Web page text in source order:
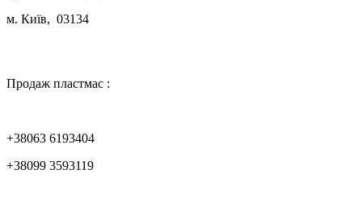
м. Київ, 03134
Продаж пластмас :
+38063 6193404
+38099 3593119